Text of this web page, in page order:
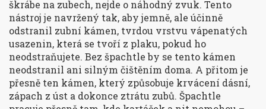
škrábe na zubech, nejde o náhodný zvuk. Tento
nástroj je navržený tak, aby jemně, ale účinně
odstranil zubní kámen, tvrdou vrstvu vápenatých
usazenin, která se tvoří z plaku, pokud ho
neodstraňujete. Bez špachtle by se tento kámen
neodstranil ani silným čištěním doma. A přitom je
přesně ten kámen, který způsobuje krvácení dásní,
zápach z úst a dokonce ztrátu zubů. Špachtle